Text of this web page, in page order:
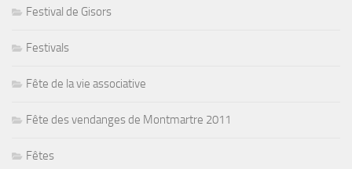
Festival de Gisors
Festivals
Fête de la vie associative
Fête des vendanges de Montmartre 2011
Fêtes